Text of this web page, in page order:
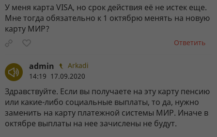
У меня карта VISA, но срок действия её не истек еще.
Мне тогда обязательно к 1 октябрю менять на новую
карту МИР?
Ответить
admin
Arkadi
14:19 17.09.2020
Здравствуйте. Если вы получаете на эту карту пенсию
или какие-либо социальные выплаты, то да, нужно
заменить на карту платежной системы МИР. Иначе в
октябре выплаты на нее зачислены не будут.